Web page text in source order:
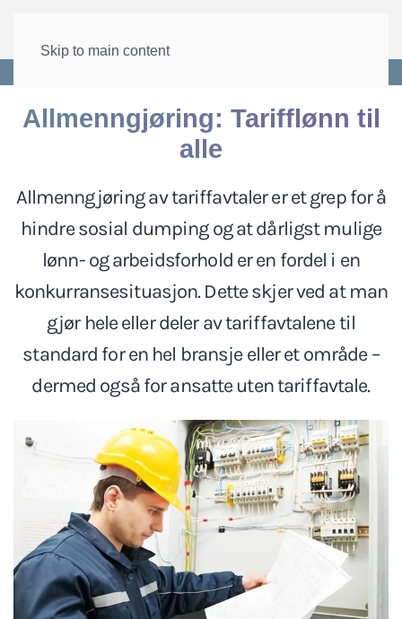
Skip to main content
Allmenngjøring: Tarifflønn til
alle
Allmenngjøring av tariffavtaler er et grep for å
hindre sosial dumping og at dårligst mulige
lønn- og arbeidsforhold er en fordel i en
konkurransesituasjon. Dette skjer ved at man
gjør hele eller deler av tariffavtalene til
standard for en hel bransje eller et område –
dermed også for ansatte uten tariffavtale.